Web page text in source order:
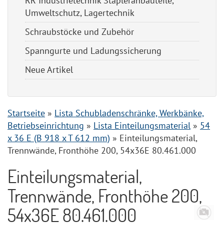
Umweltschutz, Lagertechnik
Schraubstöcke und Zubehör
Spanngurte und Ladungssicherung
Neue Artikel
Startseite » Lista Schubladenschränke, Werkbänke,
Betriebseinrichtung » Lista Einteilungsmaterial » 54
x 36 E (B 918 x T 612 mm) » Einteilungsmaterial,
Trennwände, Fronthöhe 200, 54x36E 80.461.000
Einteilungsmaterial,
Trennwände, Fronthöhe 200,
54x36E 80.461.000